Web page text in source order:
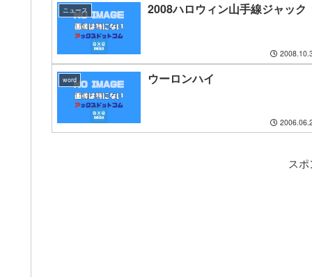
ニュース 2008ハロウィン山手線ジャック
word ウーロンハイ
ス